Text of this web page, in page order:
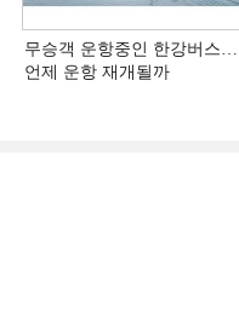
무승객 운항중인 한강버스…
언제 운항 재개될까